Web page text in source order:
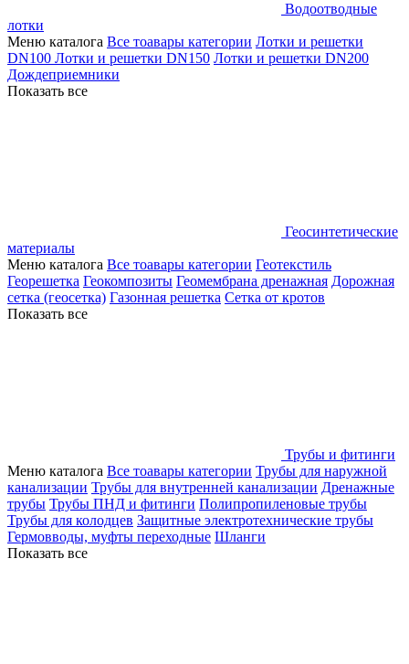
Водоотводные
лотки
Меню каталога Все тоавары категории Лотки и решетки
DN100 Лотки и решетки DN150 Лотки и решетки DN200
Дождеприемники
Показать все
Геосинтетические
материалы
Меню каталога Все тоавары категории Геотекстиль
Георешетка Геокомпозиты Геомембрана дренажная Дорожная
сетка (геосетка) Газонная решетка Сетка от кротов
Показать все
Трубы и фитинги
Меню каталога Все тоавары категории Трубы для наружной
канализации Трубы для внутренней канализации Дренажные
трубы Трубы ПНД и фитинги Полипропиленовые трубы
Трубы для колодцев Защитные электротехнические трубы
Гермовводы, муфты переходные Шланги
Показать все